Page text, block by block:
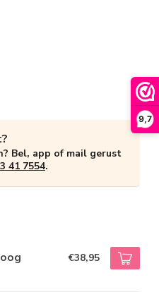
9,7
Bel, app of mail gerust
41 7554.
€38,95